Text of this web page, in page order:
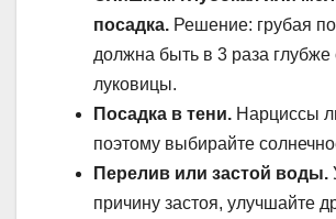
посадка. Решение: грубая
должна быть в 3 раза глубже
луковицы.
Посадка в тени. Нарциссы
поэтому выбирайте
Перелив или застой воды.
причину застоя, улучшайте